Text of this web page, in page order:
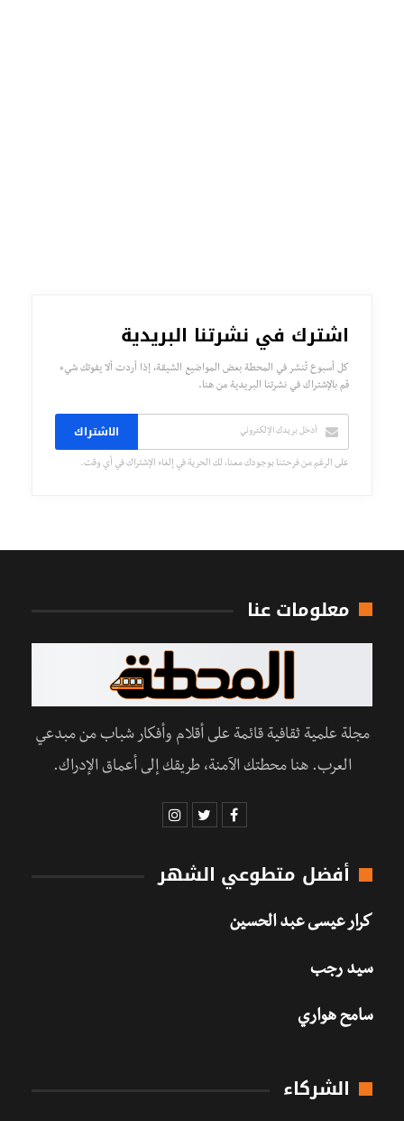
اشترك في نشرتنا البريدية
كل أسبوع تُنشر في المحطة بعض المواضيع الشيقة، إذا أردت ألا يفوتك شيء
قم بالإشتراك في نشرتنا البريدية من هنا.
الاشتراك
على الرغم من فرحتنا بوجودك معنا، لك الحرية في إلغاء الإشتراك في أي وقت.
معلومات عنا
مجلة علمية ثقافية قائمة على أقلام وأفكار شباب من مبدعي
العرب. هنا محطتك الآمنة، طريقك إلى أعماق الإدراك.
أفضل متطوعي الشهر
كرار عيسى عبد الحسين
سيد رجب
سامح هواري
الشركاء